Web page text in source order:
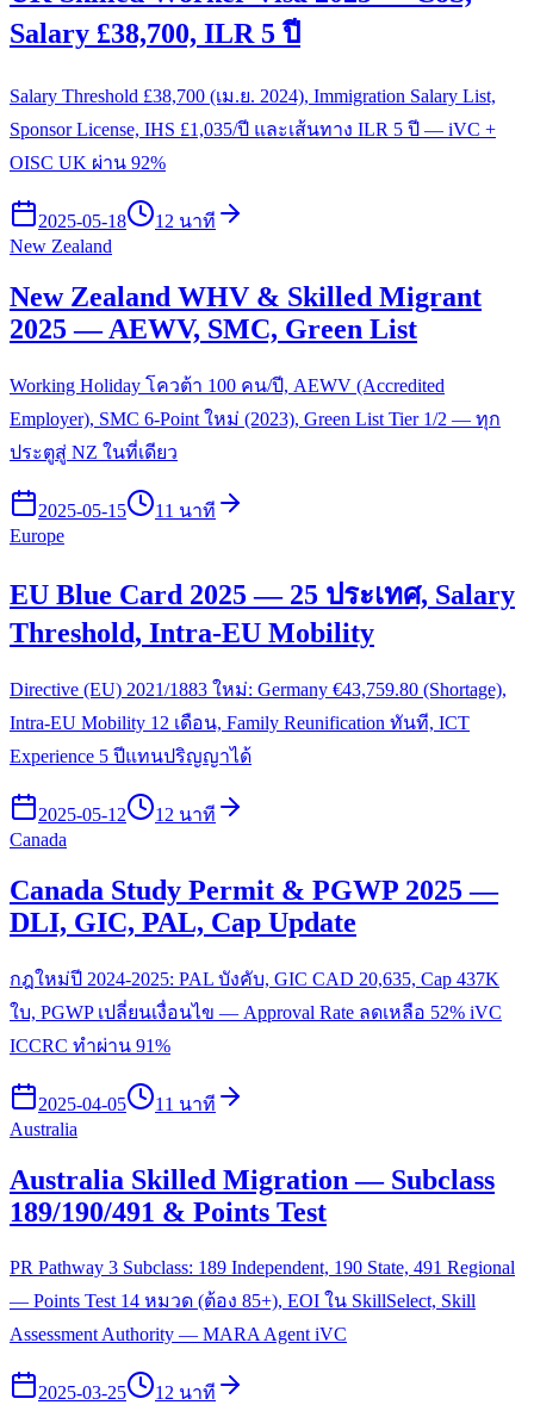
Salary £38,700, ILR 5 ปี
Salary Threshold £38,700 (เม.ย. 2024), Immigration Salary List,
Sponsor License, IHS £1,035/ปี และเส้นทาง ILR 5 ปี — iVC +
OISC UK ผ่าน 92%
2025-05-18
12 นาที
New Zealand
New Zealand WHV & Skilled Migrant
2025 — AEWV, SMC, Green List
Working Holiday โควต้า 100 คน/ปี, AEWV (Accredited
Employer), SMC 6-Point ใหม่ (2023), Green List Tier 1/2 — ทุก
ประตูสู่ NZ ในที่เดียว
2025-05-15
11 นาที
Europe
EU Blue Card 2025 — 25 ประเทศ, Salary
Threshold, Intra-EU Mobility
Directive (EU) 2021/1883 ใหม่: Germany €43,759.80 (Shortage),
Intra-EU Mobility 12 เดือน, Family Reunification ทันที, ICT
Experience 5 ปีแทนปริญญาได้
2025-05-12
12 นาที
Canada
Canada Study Permit & PGWP 2025 —
DLI, GIC, PAL, Cap Update
กฎใหม่ปี 2024-2025: PAL บังคับ, GIC CAD 20,635, Cap 437K
ใบ, PGWP เปลี่ยนเงื่อนไข — Approval Rate ลดเหลือ 52% iVC
ICCRC ทำผ่าน 91%
2025-04-05
11 นาที
Australia
Australia Skilled Migration — Subclass
189/190/491 & Points Test
PR Pathway 3 Subclass: 189 Independent, 190 State, 491 Regional
— Points Test 14 หมวด (ต้อง 85+), EOI ใน SkillSelect, Skill
Assessment Authority — MARA Agent iVC
2025-03-25
12 นาที